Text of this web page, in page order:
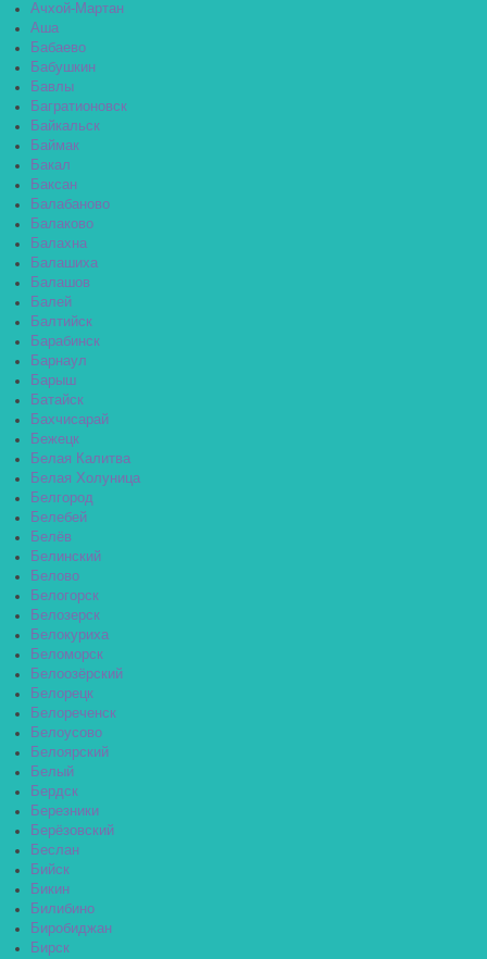
Ачхой-Мартан
Аша
Бабаево
Бабушкин
Бавлы
Багратионовск
Байкальск
Баймак
Бакал
Баксан
Балабаново
Балаково
Балахна
Балашиха
Балашов
Балей
Балтийск
Барабинск
Барнаул
Барыш
Батайск
Бахчисарай
Бежецк
Белая Калитва
Белая Холуница
Белгород
Белебей
Белёв
Белинский
Белово
Белогорск
Белозерск
Белокуриха
Беломорск
Белоозёрский
Белорецк
Белореченск
Белоусово
Белоярский
Белый
Бердск
Березники
Берёзовский
Беслан
Бийск
Бикин
Билибино
Биробиджан
Бирск